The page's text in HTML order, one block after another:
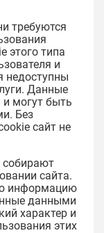
требуются
этого типа
и
недоступны
Данные
могут быть
Без
сайт не
собирают
сайта.
информацию
данными
характер и
этих